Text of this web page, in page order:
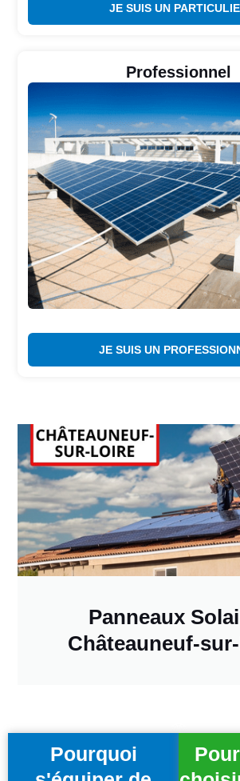
JE SUIS UN
Professionnel
JE SUIS UN
Panneaux
Châteauneuf-
Pourquoi